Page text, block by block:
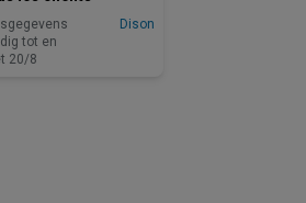
tot en
20/8
Dison